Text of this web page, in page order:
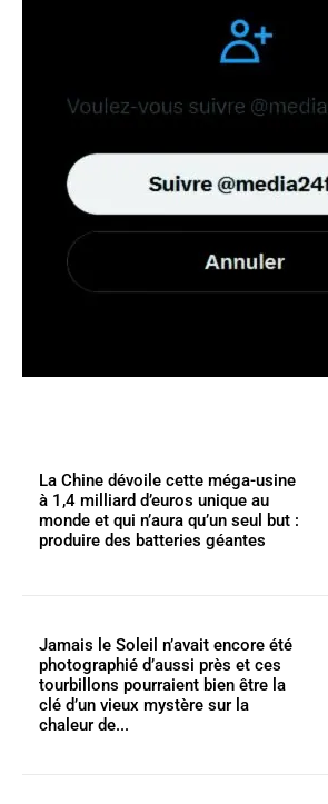
La Chine dévoile cette méga-usine
à 1,4 milliard d’euros unique au
monde et qui n’aura qu’un seul but :
produire des batteries géantes
Jamais le Soleil n’avait encore été
photographié d’aussi près et ces
tourbillons pourraient bien être la
clé d’un vieux mystère sur la
chaleur de...